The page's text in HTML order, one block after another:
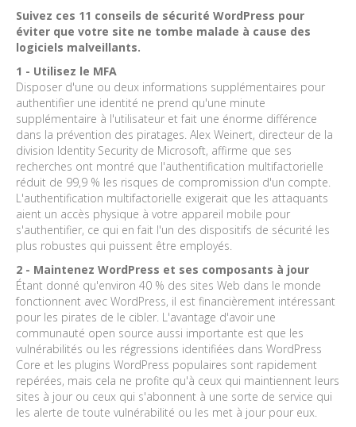
Suivez ces 11 conseils de sécurité WordPress pour
éviter que votre site ne tombe malade à cause des
logiciels malveillants.
1 - Utilisez le MFA
Disposer d'une ou deux informations supplémentaires pour
authentifier une identité ne prend qu'une minute
supplémentaire à l'utilisateur et fait une énorme différence
dans la prévention des piratages. Alex Weinert, directeur de la
division Identity Security de Microsoft, affirme que ses
recherches ont montré que l'authentification multifactorielle
réduit de 99,9 % les risques de compromission d'un compte.
L'authentification multifactorielle exigerait que les attaquants
aient un accès physique à votre appareil mobile pour
s'authentifier, ce qui en fait l'un des dispositifs de sécurité les
plus robustes qui puissent être employés.
2 - Maintenez WordPress et ses composants à jour
Étant donné qu'environ 40 % des sites Web dans le monde
fonctionnent avec WordPress, il est financièrement intéressant
pour les pirates de le cibler. L'avantage d'avoir une
communauté open source aussi importante est que les
vulnérabilités ou les régressions identifiées dans WordPress
Core et les plugins WordPress populaires sont rapidement
repérées, mais cela ne profite qu'à ceux qui maintiennent leurs
sites à jour ou ceux qui s'abonnent à une sorte de service qui
les alerte de toute vulnérabilité ou les met à jour pour eux.